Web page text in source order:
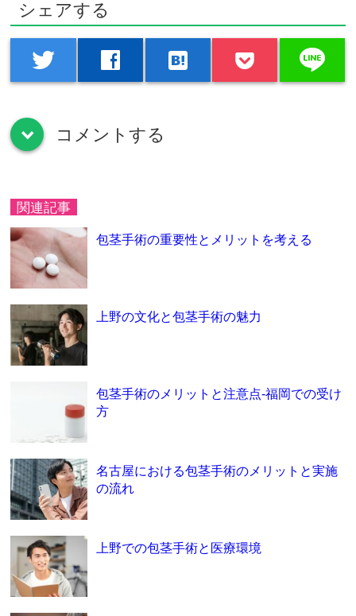
シェアする
twitter facebook hatenabookmark line
down コメントする
関連記事
包茎手術の重要性とメリットを考える
上野の文化と包茎手術の魅力
包茎手術のメリットと注意点-福岡での受け
方
名古屋における包茎手術のメリットと実施
の流れ
上野での包茎手術と医療環境